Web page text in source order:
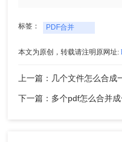
进行操作，那么可以
以转转大师在线PDF合
标签： PDF合并
本文为原创，转载请注明原网址: